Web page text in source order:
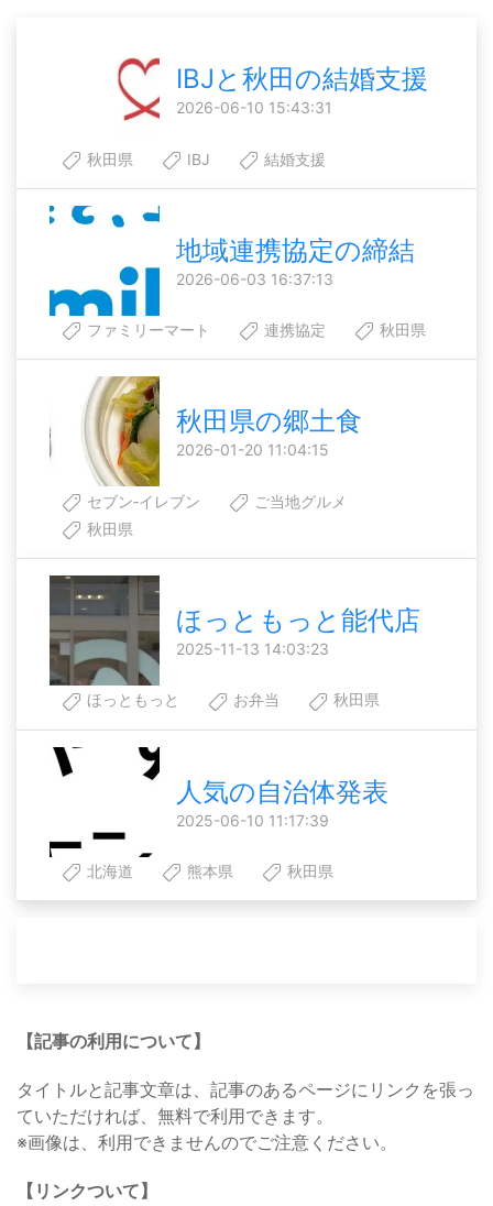
IBJと秋田の結婚支援
2026-06-10 15:43:31
秋田県 IBJ 結婚支援
地域連携協定の締結
2026-06-03 16:37:13
ファミリーマート 連携協定 秋田県
秋田県の郷土食
2026-01-20 11:04:15
セブン‐イレブン
ご当地グルメ
秋田県
ほっともっと能代店
2025-11-13 14:03:23
ほっともっと お弁当 秋田県
人気の自治体発表
2025-06-10 11:17:39
北海道 熊本県 秋田県
【記事の利用について】
タイトルと記事文章は、記事のあるページにリンクを張っ
ていただければ、無料で利用できます。
※画像は、利用できませんのでご注意ください。
【リンクついて】